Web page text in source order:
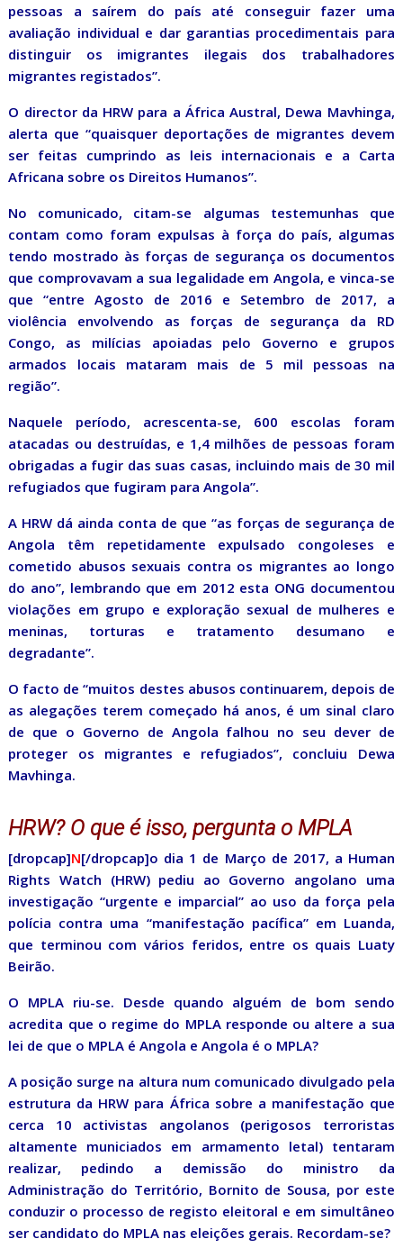
pessoas a saírem do país até conseguir fazer uma
avaliação individual e dar garantias procedimentais para
distinguir os imigrantes ilegais dos trabalhadores
migrantes registados”.
O director da HRW para a África Austral, Dewa Mavhinga,
alerta que “quaisquer deportações de migrantes devem
ser feitas cumprindo as leis internacionais e a Carta
Africana sobre os Direitos Humanos”.
No comunicado, citam-se algumas testemunhas que
contam como foram expulsas à força do país, algumas
tendo mostrado às forças de segurança os documentos
que comprovavam a sua legalidade em Angola, e vinca-se
que “entre Agosto de 2016 e Setembro de 2017, a
violência envolvendo as forças de segurança da RD
Congo, as milícias apoiadas pelo Governo e grupos
armados locais mataram mais de 5 mil pessoas na
região”.
Naquele período, acrescenta-se, 600 escolas foram
atacadas ou destruídas, e 1,4 milhões de pessoas foram
obrigadas a fugir das suas casas, incluindo mais de 30 mil
refugiados que fugiram para Angola”.
A HRW dá ainda conta de que “as forças de segurança de
Angola têm repetidamente expulsado congoleses e
cometido abusos sexuais contra os migrantes ao longo
do ano”, lembrando que em 2012 esta ONG documentou
violações em grupo e exploração sexual de mulheres e
meninas, torturas e tratamento desumano e
degradante”.
O facto de “muitos destes abusos continuarem, depois de
as alegações terem começado há anos, é um sinal claro
de que o Governo de Angola falhou no seu dever de
proteger os migrantes e refugiados”, concluiu Dewa
Mavhinga.
HRW? O que é isso, pergunta o MPLA
[dropcap]N[/dropcap]o dia 1 de Março de 2017, a Human
Rights Watch (HRW) pediu ao Governo angolano uma
investigação “urgente e imparcial” ao uso da força pela
polícia contra uma “manifestação pacífica” em Luanda,
que terminou com vários feridos, entre os quais Luaty
Beirão.
O MPLA riu-se. Desde quando alguém de bom sendo
acredita que o regime do MPLA responde ou altere a sua
lei de que o MPLA é Angola e Angola é o MPLA?
A posição surge na altura num comunicado divulgado pela
estrutura da HRW para África sobre a manifestação que
cerca 10 activistas angolanos (perigosos terroristas
altamente municiados em armamento letal) tentaram
realizar, pedindo a demissão do ministro da
Administração do Território, Bornito de Sousa, por este
conduzir o processo de registo eleitoral e em simultâneo
ser candidato do MPLA nas eleições gerais. Recordam-se?